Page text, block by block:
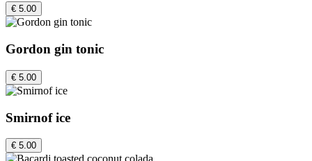
€ 5.00
Gordon gin tonic
€ 5.00
Smirnof ice
€ 5.00